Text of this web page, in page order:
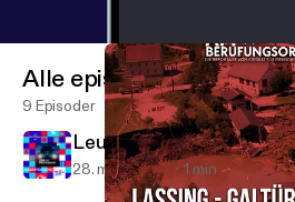
Alle episoder
9 Episoder
Leute, wir müssen reden!
28. mars 2026 1 min